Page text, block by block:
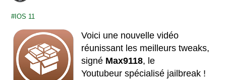
IOS 11
Voici une nouvelle vidéo
réunissant les meilleurs tweaks,
signé Max9118, le
Youtubeur spécialisé jailbreak !